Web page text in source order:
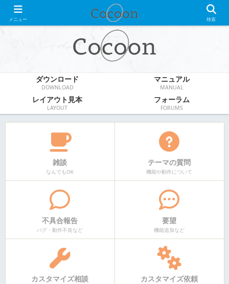
WordPress無料テーマ
ダウンロード
DOWNLOAD
マニュアル
MANUAL
レイアウト見本
LAYOUT
フォーラム
FORUMS
雑談
なんでもOK
テーマの質問
機能や動作について
不具合報告
バグ・動作不良など
要望
機能追加など
カスタマイズ相談 カスタマイズ依頼
メニュー 検索